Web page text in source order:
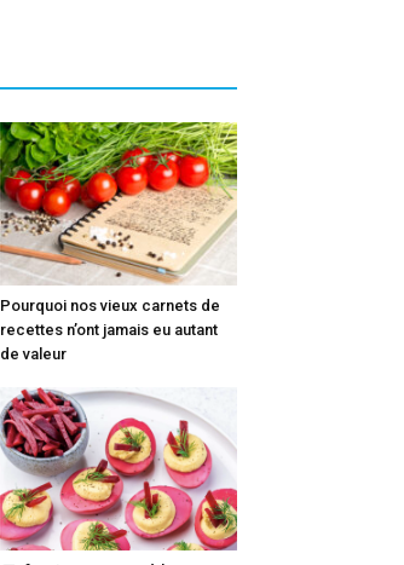
Pourquoi nos vieux carnets de
recettes n’ont jamais eu autant
de valeur